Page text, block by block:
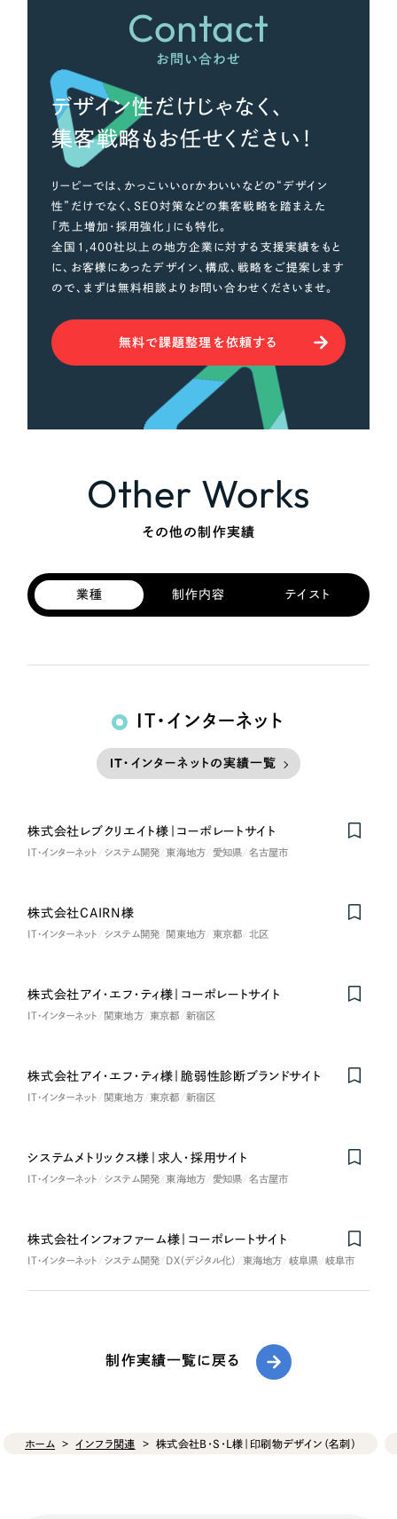
オレンジ・橙色
イエロー・黄色
グリーン・緑色
パープル・紫色
ピンク・桃色
カラフル・多色
Contact
お問い合わせ
デザイン性だけじゃなく、
集客戦略もお任せください！
リーピーでは、かっこいいorかわいいなどの“デザイン
性”だけでなく、SEO対策などの集客戦略を踏まえた
「売上増加・採用強化」にも特化。
全国1,400社以上の地方企業に対する支援実績をもと
に、お客様にあったデザイン、構成、戦略をご提案します
ので、まずは無料相談よりお問い合わせくださいませ。
無料で課題整理を依頼する
Other Works
その他の制作実績
業種 制作内容 テイスト
IT・インターネット
IT・インターネットの実績一覧
株式会社レブクリエイト様｜コーポレートサイト
IT・インターネット システム開発 東海地方 愛知県 名古屋市
株式会社CAIRN様
IT・インターネット システム開発 関東地方 東京都 北区
株式会社アイ・エフ・ティ様｜コーポレートサイト
IT・インターネット 関東地方 東京都 新宿区
株式会社アイ・エフ・ティ様｜脆弱性診断ブランドサイト
IT・インターネット 関東地方 東京都 新宿区
システムメトリックス様｜求人・採用サイト
IT・インターネット システム開発 東海地方 愛知県 名古屋市
株式会社インフォファーム様｜コーポレートサイト
IT・インターネット システム開発 DX（デジタル化） 東海地方 岐阜県 岐阜市
制作実績一覧に戻る
ホーム インフラ関連 株式会社B・S・L様｜印刷物デザイン（名刺）